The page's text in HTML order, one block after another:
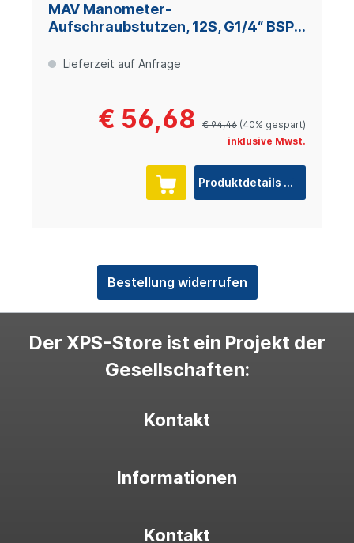
MAV Manometer-
Aufschraubstutzen, 12S, G1/4“ BSPP,
Lieferzeit auf Anfrage
€ 56,68 € 94,46 (40% gespart)
inklusive Mwst.
Produktdetails
Bestellung widerrufen
Der XPS-Store ist ein Projekt der
Gesellschaften:
Kontakt
Informationen
Kontakt